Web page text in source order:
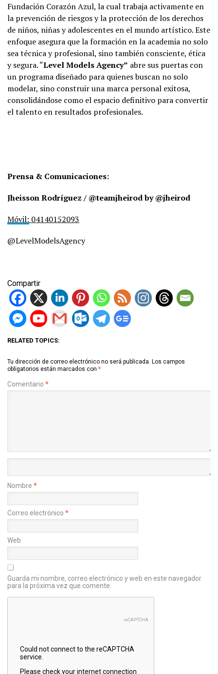
Fundación Corazón Azul, la cual trabaja activamente en
la prevención de riesgos y la protección de los derechos
de niños, niñas y adolescentes en el mundo artístico. Este
enfoque asegura que la formación en la academia no solo
sea técnica y profesional, sino también consciente, ética
y segura. “Level Models Agency” abre sus puertas con
un programa diseñado para quienes buscan no solo
modelar, sino construir una marca personal exitosa,
consolidándose como el espacio definitivo para convertir
el talento en resultados profesionales.
Prensa & Comunicaciones:
Jheisson Rodríguez / @teamjheirod by @jheirod
Móvil: 04140152093
@LevelModelsAgency
Compartir
RELATED TOPICS:
Tu dirección de correo electrónico no será publicada. Los campos
obligatorios están marcados con *
Comentario *
Nombre *
Correo electrónico *
Web
Guarda mi nombre, correo electrónico y web en este navegador
para la próxima vez que comente.